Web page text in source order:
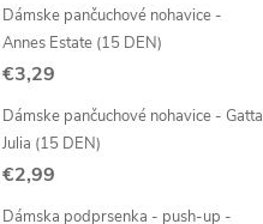
Dámske pančuchové nohavice -
Annes Estate (15 DEN)
€3,29
Dámske pančuchové nohavice - Gatta
Julia (15 DEN)
€2,99
Dámska podprsenka - push-up -